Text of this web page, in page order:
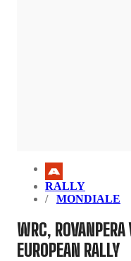
RALLY
MONDIALE
WRC,
EUROPEAN RALLY